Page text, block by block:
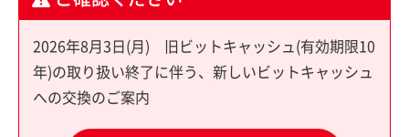
2026年8月3日(月) 旧ビットキャッシュ(有効期限10
年)の取り扱い終了に伴う、新しいビットキャッシュ
への交換のご案内